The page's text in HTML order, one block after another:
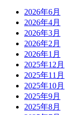
2026年6月
2026年4月
2026年3月
2026年2月
2026年1月
2025年12月
2025年11月
2025年10月
2025年9月
2025年8月